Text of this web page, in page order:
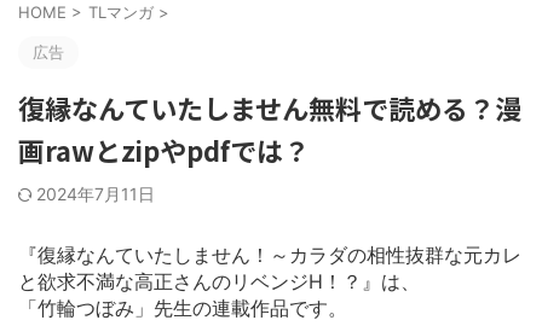
HOME > TLマンガ >
広告
復縁なんていたしません無料で読める？漫
画rawとzipやpdfでは？
2024年7月11日
『復縁なんていたしません！～カラダの相性抜群な元カレ
と欲求不満な高正さんのリベンジH！？』は、
「竹輪つぼみ」先生の連載作品です。